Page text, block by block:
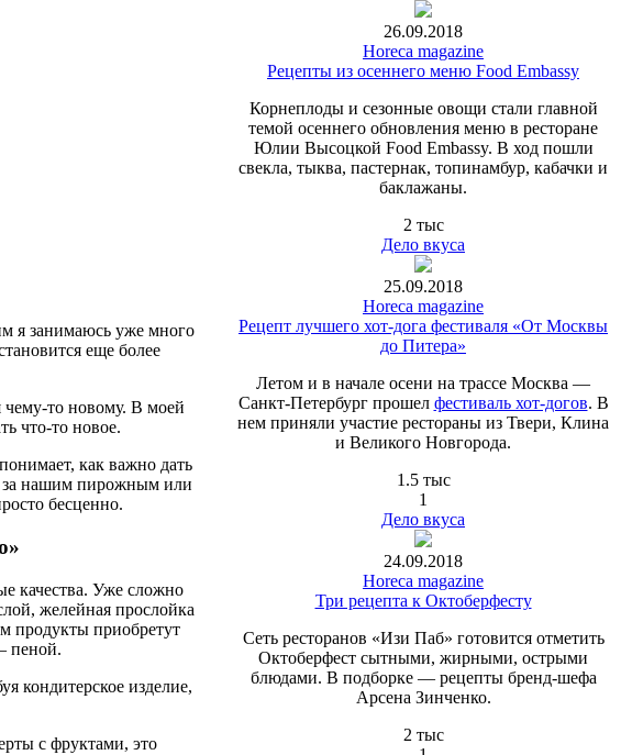
я занимаюсь уже много
еще более
чему-то новому. В моей
что-то новое.
как важно дать
за нашим пирожным или
бесценно.
качества. Уже сложно
желейная прослойка
продукты приобретут
пеной.
кондитерское изделие,
с фруктами, это
26.09.2018
Horeca magazine
Рецепты из осеннего меню Food Embassy
Корнеплоды и сезонные овощи стали главной
темой осеннего обновления меню в ресторане
Юлии Высоцкой Food Embassy. В ход пошли
свекла, тыква, пастернак, топинамбур, кабачки и
баклажаны.
2 тыс
Дело вкуса
25.09.2018
Horeca magazine
Рецепт лучшего хот-дога фестиваля «От Москвы
до Питера»
Летом и в начале осени на трассе Москва —
Санкт-Петербург прошел фестиваль хот-догов. В
нем приняли участие рестораны из Твери, Клина
и Великого Новгорода.
1.5 тыс
1
Дело вкуса
24.09.2018
Horeca magazine
Три рецепта к Октоберфесту
Сеть ресторанов «Изи Паб» готовится отметить
Октоберфест сытными, жирными, острыми
блюдами. В подборке — рецепты бренд-шефа
Арсена Зинченко.
2 тыс